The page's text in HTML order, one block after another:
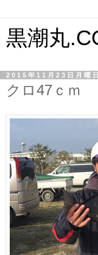
黒潮丸
2015年11月23日月曜日
クロ47ｃｍ